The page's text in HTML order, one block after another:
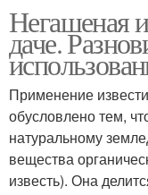
Известь от
Известь для
Негашеная
даче.
Применение
обусловлено тем,
натуральному
вещества
известь). Она